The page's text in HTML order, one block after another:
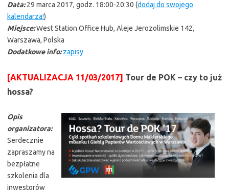
Data:29 marca 2017, godz. 18:00-20:30 (dodaj do swojego
kalendarza!)
Miejsce:West Station Office Hub, Aleje Jerozolimskie 142,
Warszawa, Polska
Dodatkowe info:zapisy
[AKTUALIZACJA 11/03/2017] Tour de POK – czy to już
hossa?
Opis
organizatora:
Serdecznie
zapraszamy na
bezpłatne
szkolenia dla
inwestorów